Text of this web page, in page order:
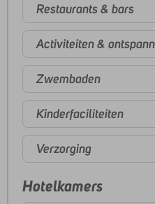
Restaurants & bars
Activiteiten &
Zwembaden
Kinderfaciliteiten
Verzorging
Hotelkamers